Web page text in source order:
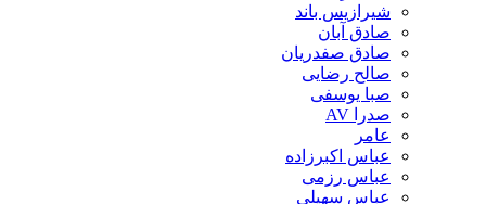
شیرازیس باند
صادق آبان
صادق صفدریان
صالح رضایی
صبا یوسفی
صدرا AV
عامر
عباس اکبرزاده
عباس رزمی
عباس سهیلی